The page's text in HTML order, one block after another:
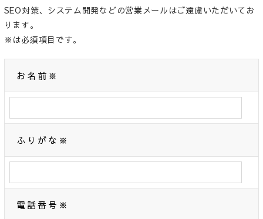
SEO対策、システム開発などの営業メールはご遠慮いただいてお
ります。
※は必須項目です。
お名前※
ふりがな※
電話番号※